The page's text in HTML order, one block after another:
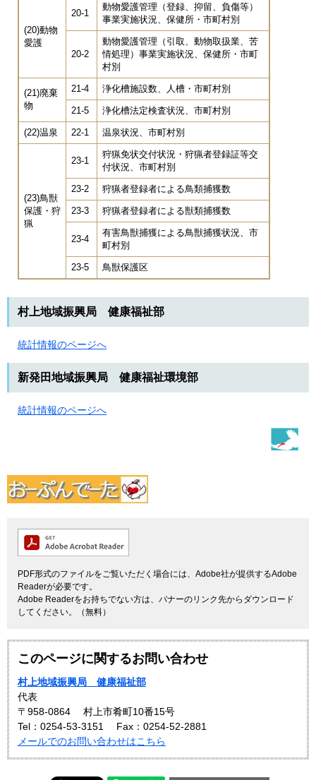
(20)動物
愛護
20-1
動物愛護管理（登録、抑留、負傷等）
事業実施状況、保健所・市町村別
20-2
動物愛護管理（引取、動物取扱業、苦
情処理）事業実施状況、保健所・市町
村別
(21)廃棄
物
21-4 浄化槽施設数、人槽・市町村別
21-5 浄化槽法定検査状況、市町村別
(22)温泉 22-1 温泉状況、市町村別
(23)鳥獣
保護・狩
猟
23-1
狩猟免状交付状況・狩猟者登録証等交
付状況、市町村別
23-2 狩猟者登録者による鳥類捕獲数
23-3 狩猟者登録者による獣類捕獲数
23-4
有害鳥獣捕獲による鳥獣捕獲状況、市
町村別
23-5 鳥獣保護区
村上地域振興局 健康福祉部
統計情報のページへ
新発田地域振興局 健康福祉環境部
統計情報のページへ
PDF形式のファイルをご覧いただく場合には、Adobe社が提供するAdobe
Readerが必要です。
Adobe Readerをお持ちでない方は、バナーのリンク先からダウンロード
してください。（無料）
このページに関するお問い合わせ
村上地域振興局 健康福祉部
代表
〒958-0864
村上市肴町10番15号
Tel：0254-53-3151
Fax：0254-52-2881
メールでのお問い合わせはこちら